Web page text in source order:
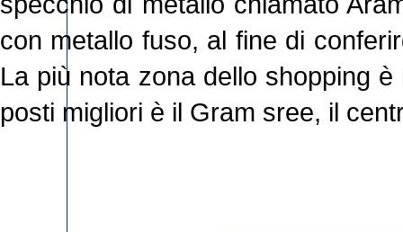
con metallo fuso, al fine di
La più nota zona dello shopping
posti migliori è il Gram sree, il